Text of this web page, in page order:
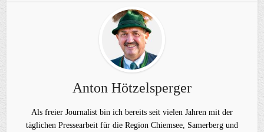
Anton Hötzelsperger
Als freier Journalist bin ich bereits seit vielen Jahren mit der
täglichen Pressearbeit für die Region Chiemsee, Samerberg und